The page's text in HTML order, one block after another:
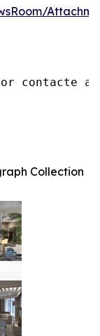
contacte a
Collection